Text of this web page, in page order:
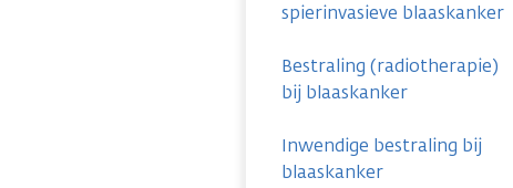
spierinvasieve blaaskanker
Bestraling (radiotherapie)
bij blaaskanker
Inwendige bestraling bij
blaaskanker